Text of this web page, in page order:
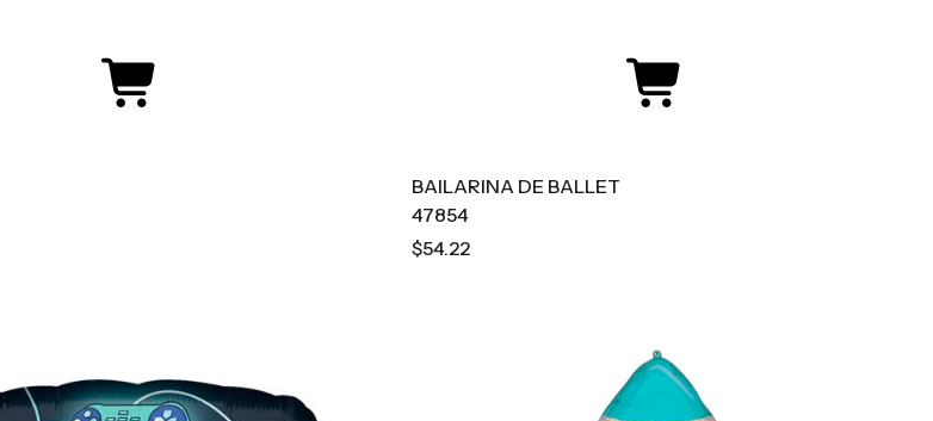
BAILARINA DE BALLET
47854
$54.22